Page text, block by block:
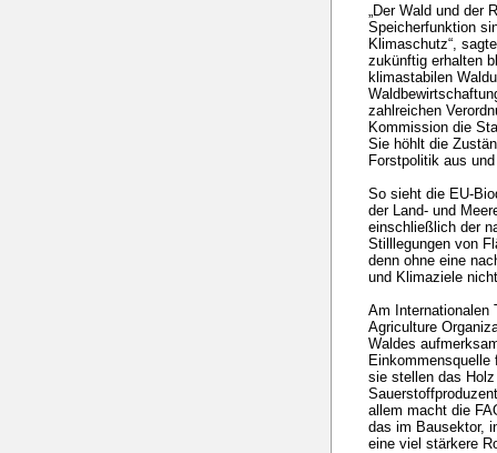
„Der Wald und der
Speicherfunktion
Klimaschutz“,
zukünftig erhalten
klimastabilen
zahlreichen
Kommission die
Sie höhlt die
Forstpolitik aus
So sieht die EU-
der Land- und
einschließlich der
Stilllegungen von
denn ohne eine
und Klimaziele
Am Internationalen
Agriculture
Waldes
Einkommensquelle
sie stellen das
allem macht die
das im Bausektor,
eine viel stärkere